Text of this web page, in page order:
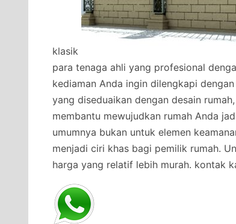
klasik
para tenaga ahli yang profesional
kediaman Anda ingin dilengkapi
yang diseduaikan dengan desain
membantu mewujudkan rumah Anda
umumnya bukan untuk elemen
menjadi ciri khas bagi pemilik rumah.
harga yang relatif lebih murah. kontak